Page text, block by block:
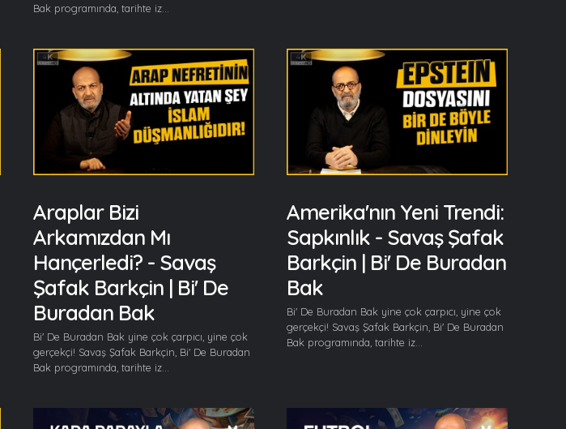
Bak programında, tarihte iz...
Araplar Bizi
Arkamızdan Mı
Hançerledi? - Savaş
Şafak Barkçin | Bi' De
Buradan Bak
Bi' De Buradan Bak yine çok çarpıcı, yine çok
gerçekçi! Savaş Şafak Barkçin, Bi' De Buradan
Bak programında, tarihte iz...
Amerika'nın Yeni Trendi:
Sapkınlık - Savaş Şafak
Barkçin | Bi' De Buradan
Bak
Bi' De Buradan Bak yine çok çarpıcı, yine çok
gerçekçi! Savaş Şafak Barkçin, Bi' De Buradan
Bak programında, tarihte iz...